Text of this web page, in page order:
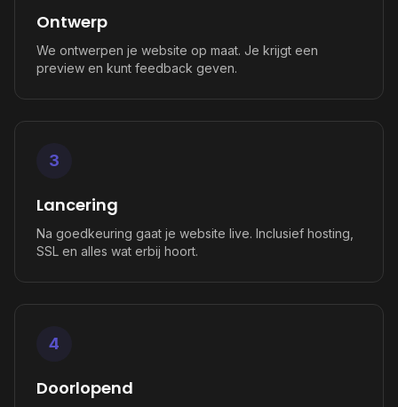
Ontwerp
We ontwerpen je website op maat. Je krijgt een
preview en kunt feedback geven.
3
Lancering
Na goedkeuring gaat je website live. Inclusief hosting,
SSL en alles wat erbij hoort.
4
Doorlopend